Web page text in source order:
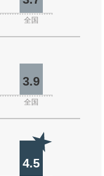
全国
3.9
全国
4.5